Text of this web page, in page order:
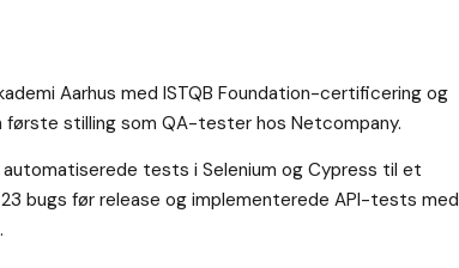
Aarhus med ISTQB Foundation-certificering og
stilling som QA-tester hos Netcompany.
tests i Selenium og Cypress til et
bugs før release og implementerede API-tests med